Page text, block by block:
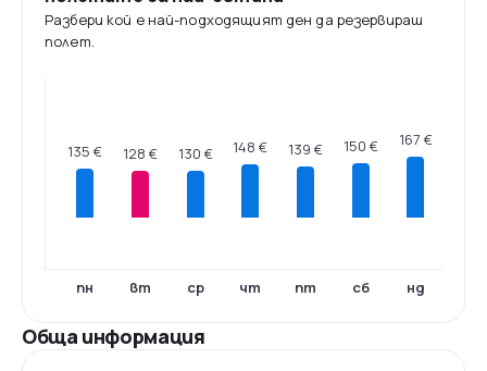
Разбери кой е най-подходящият ден да резервираш
полет.
135 €
пн
128 €
вт
130 €
ср
148 €
чт
139 €
пт
150 €
сб
167 €
нд
Обща информация